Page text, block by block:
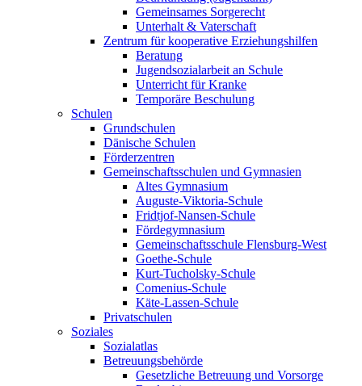
Gemeinsames Sorgerecht
Unterhalt & Vaterschaft
Zentrum für kooperative Erziehungshilfen
Beratung
Jugendsozialarbeit an Schule
Unterricht für Kranke
Temporäre Beschulung
Schulen
Grundschulen
Dänische Schulen
Förderzentren
Gemeinschaftsschulen und Gymnasien
Altes Gymnasium
Auguste-Viktoria-Schule
Fridtjof-Nansen-Schule
Fördegymnasium
Gemeinschaftsschule Flensburg-West
Goethe-Schule
Kurt-Tucholsky-Schule
Comenius-Schule
Käte-Lassen-Schule
Privatschulen
Soziales
Sozialatlas
Betreuungsbehörde
Gesetzliche Betreuung und Vorsorge